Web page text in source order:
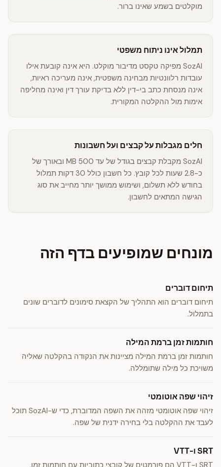
מוקלטים בשמע שאינו ברור.
תמלול אינו ניתוח משפטי
SozAI מפיקה טקסט מדיבור מוקלט. היא אינה קובעת אילו
עובדות רלוונטיות מבחינה משפטית, אינה מעריכה ראיות,
אינה מנסחת כתב בי-דין ללא בדיקת עורך דין ואינה מחליפה
אימות מול ההקלטה המקורית.
חלים מגבלות על קבצים ועל חשבונות
SozAI מקבלת קבצים בגודל של עד 500 MB ובאורך של
כ-2.8 שעות לכל קובץ. כל חשבון כולל 30 דקות תמלול
בחודש ללא תשלום, ושימוש ממושך יותר מחייב את סוג
הגישה המתאים לחשבון.
מונחים שמופיעים בדף הזה
תיחום דוברים
תיחום דוברים הוא התהליך של הקצאת סימונים לדוברים שונים
בתמלול.
חותמות זמן ברמת המילה
חותמות זמן ברמת המילה מציינות את הנקודה בהקלטה שאליה
משויכת כל מילה שתומללה.
זיהוי שפה אוטומטי
זיהוי שפה אוטומטי מזהה את השפה המדוברת, כדי ש-SozAI תוכל
לעבד את ההקלטה בלי בחירה ידנית של שפה.
SRT ו-VTT
SRT ו-VTT הם פורמטים של קובצי כתוביות עם חותמות זמן,